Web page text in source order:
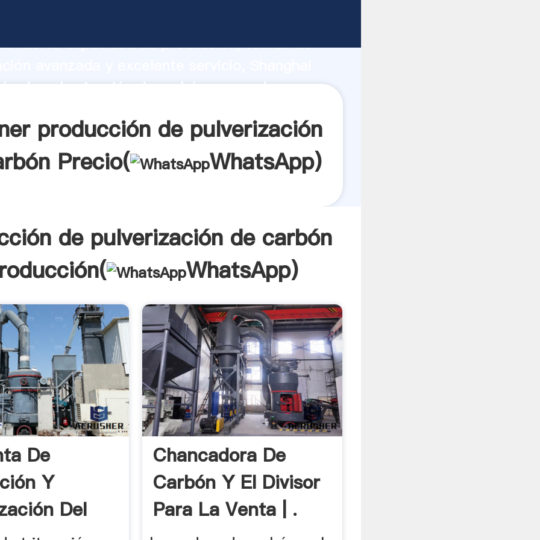
fuerte capacidad de producción, fuerza de
de pulverización de carbón proveedor crea
producción de pulverización
Precio(
WhatsApp)
de pulverización de carbón
WhatsApp)
De
Y
Del
Chancadora De
Carbón Y El Divisor
Para La Venta | .